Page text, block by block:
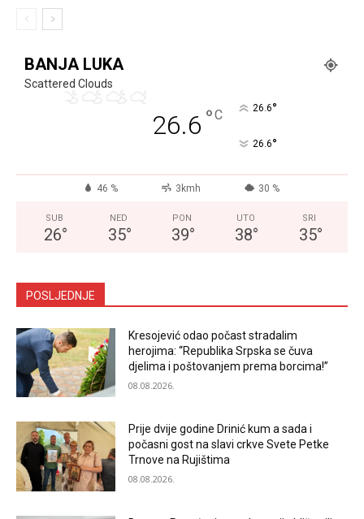
BANJA LUKA
Scattered Clouds
26.6 °C 26.6°
26.6°
46 % 3kmh 30 %
SUB
26°
NED
35°
PON
39°
UTO
38°
SRI
35°
POSLJEDNJE
Kresojević odao počast stradalim
herojima: “Republika Srpska se čuva
djelima i poštovanjem prema borcima!”
08.08.2026.
Prije dvije godine Drinić kum a sada i
počasni gost na slavi crkve Svete Petke
Trnove na Rujištima
08.08.2026.